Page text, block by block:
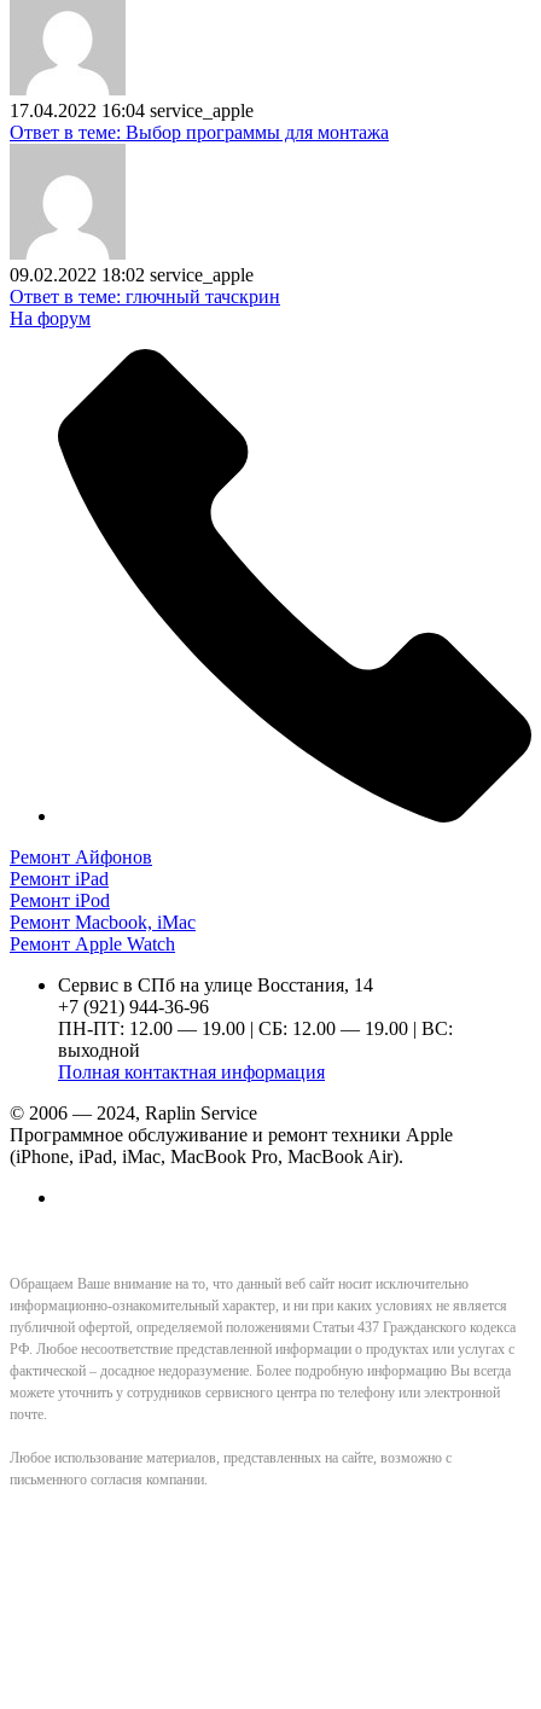
17.04.2022 16:04 service_apple
Ответ в теме: Выбор программы для монтажа
09.02.2022 18:02 service_apple
Ответ в теме: глючный тачскрин
На форум
Ремонт Айфонов
Ремонт iPad
Ремонт iPod
Ремонт Macbook, iMac
Ремонт Apple Watch
Сервис в СПб на улице Восстания, 14
+7 (921) 944-36-96
ПН-ПТ: 12.00 — 19.00 | СБ: 12.00 — 19.00 | ВС:
выходной
Полная контактная информация
© 2006 — 2024, Raplin Service
Программное обслуживание и ремонт техники Apple
(iPhone, iPad, iMac, MacBook Pro, MacBook Air).
Обращаем Ваше внимание на то, что данный веб сайт носит исключительно
информационно-ознакомительный характер, и ни при каких условиях не является
публичной офертой, определяемой положениями Статьи 437 Гражданского кодекса
РФ. Любое несоответствие представленной информации о продуктах или услугах с
фактической – досадное недоразумение. Более подробную информацию Вы всегда
можете уточнить у сотрудников сервисного центра по телефону или электронной
почте.
Любое использование материалов, представленных на сайте, возможно с
письменного согласия компании.